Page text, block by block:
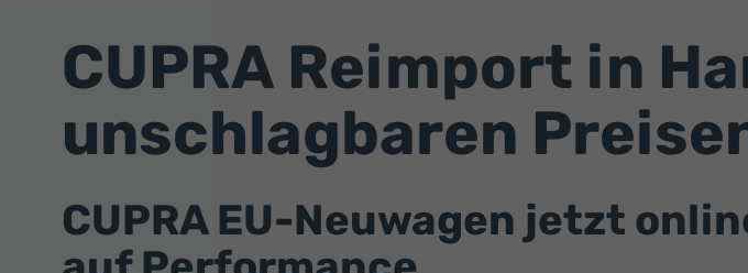
CUPRA Reimport in
unschlagbaren
CUPRA EU-Neuwagen jetzt